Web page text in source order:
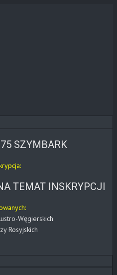
SZYMBARK
TEMAT INSKRYPCJI
Węgierskich
Rosyjskich